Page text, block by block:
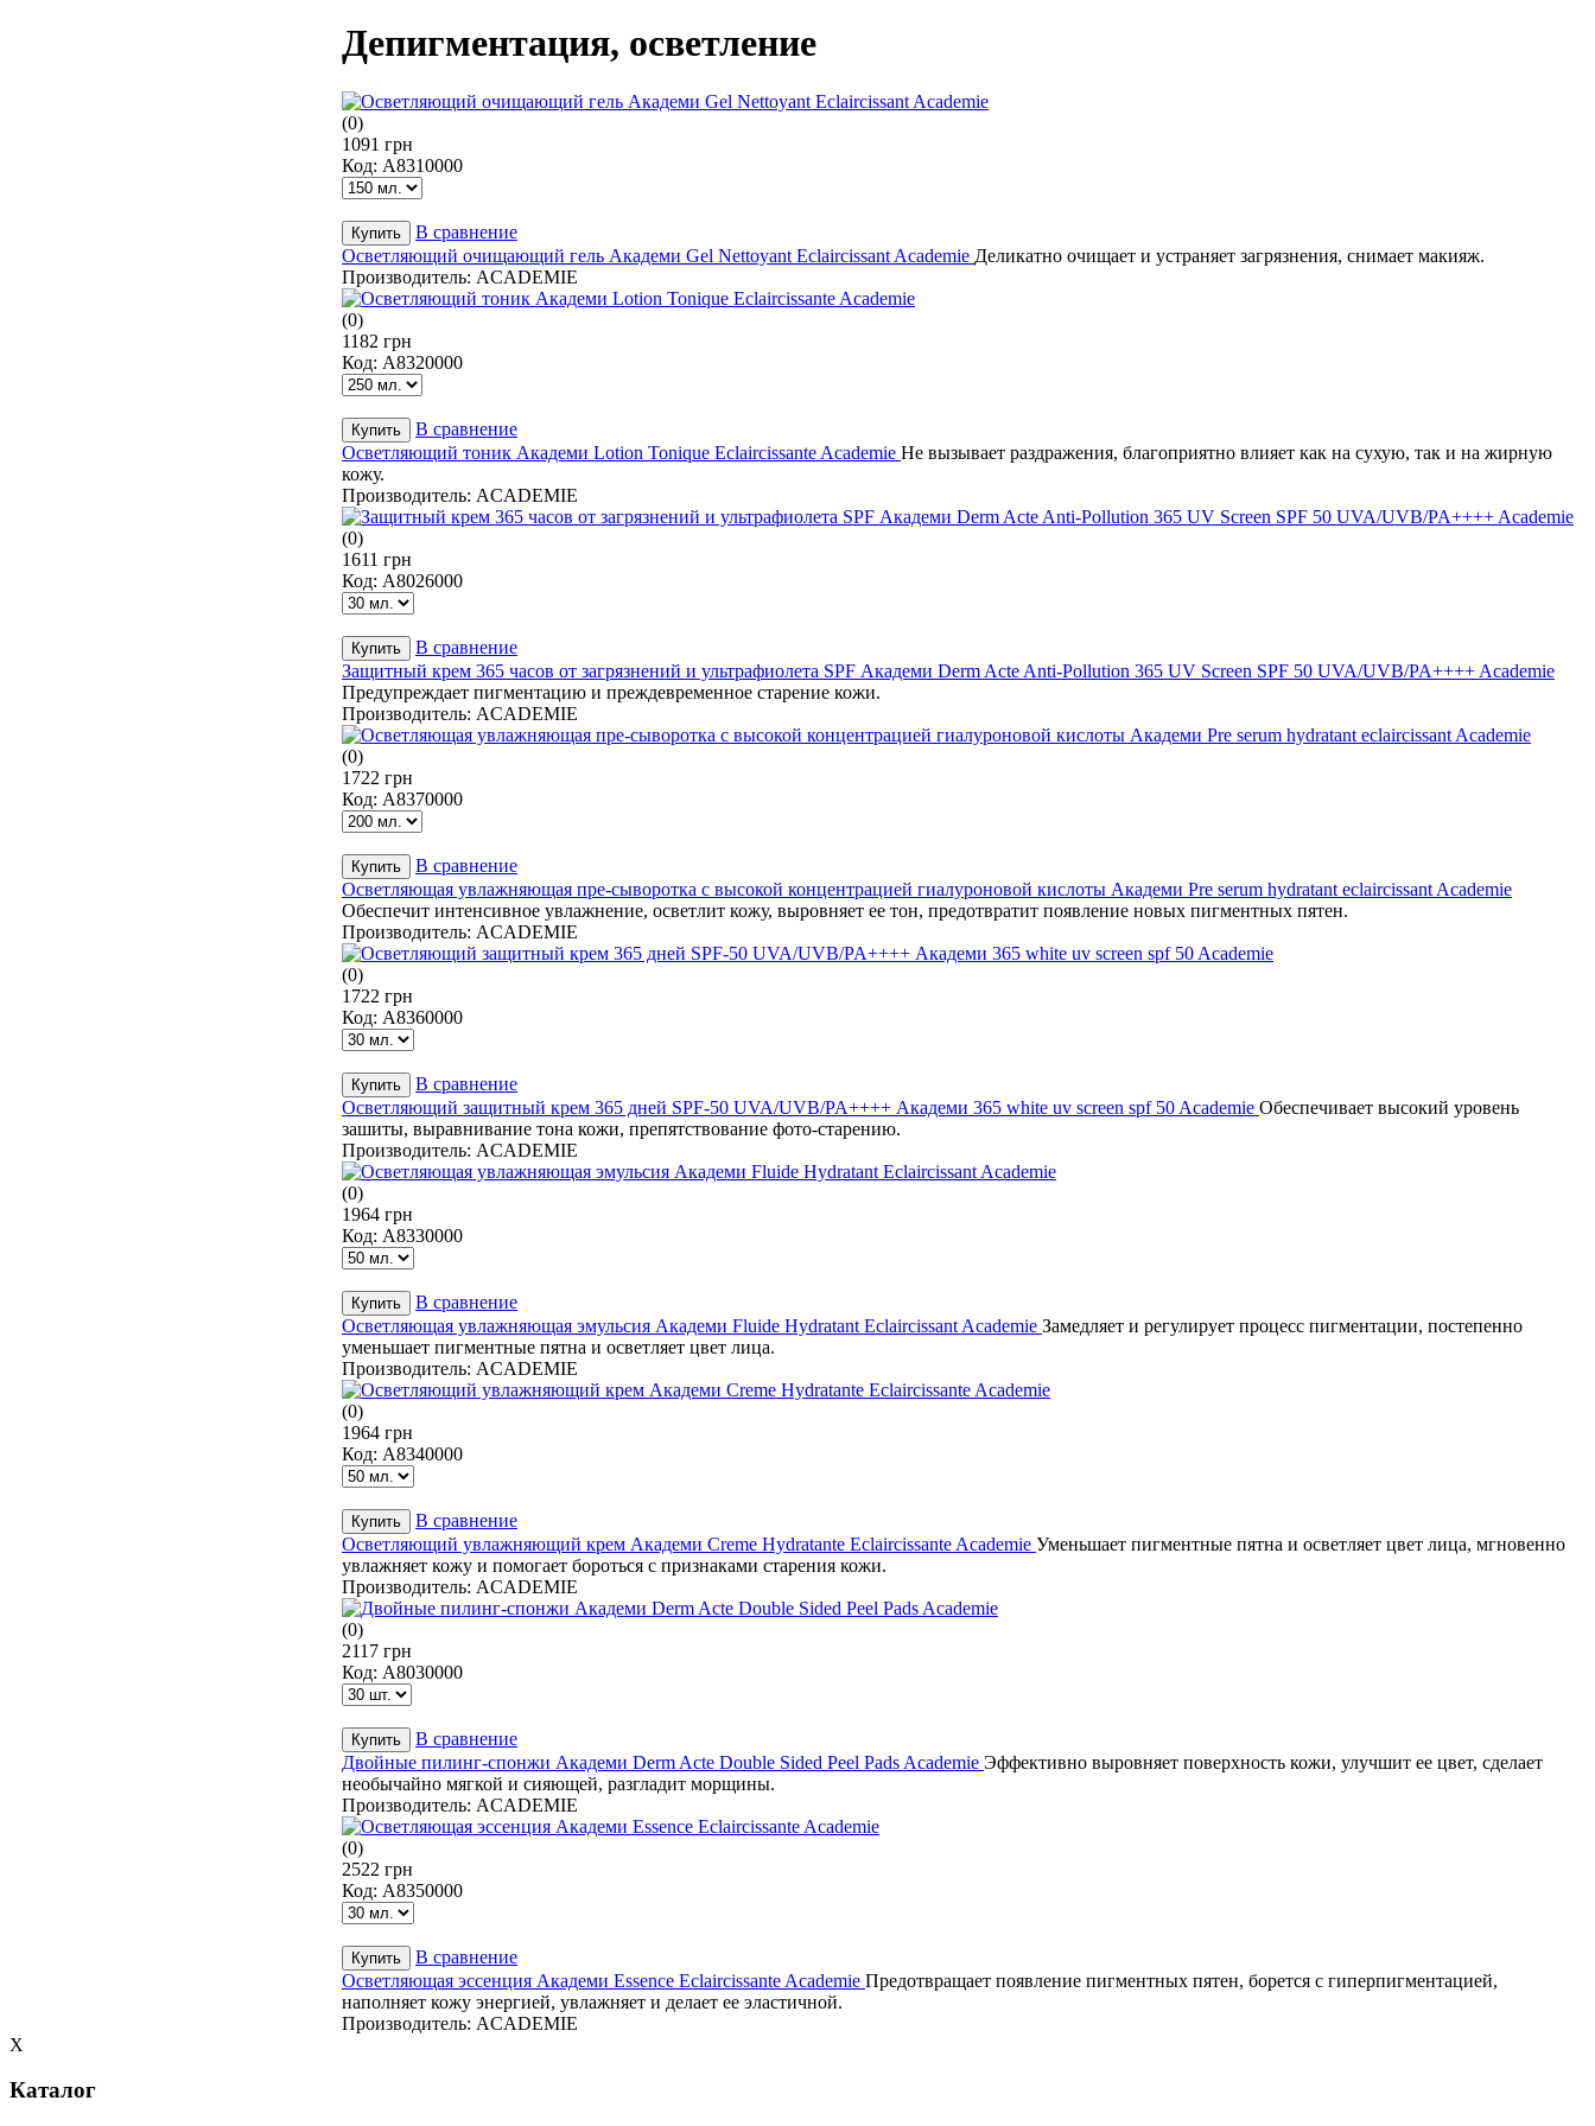
Депигментация, осветление
(0)
1091 грн
Код: А8310000
В сравнение
Осветляющий очищающий гель Академи Gel Nettoyant Eclaircissant Academie Деликатно очищает и устраняет загрязнения, снимает макияж.
Производитель: ACADEMIE
(0)
1182 грн
Код: А8320000
В сравнение
Осветляющий тоник Академи Lotion Tonique Eclaircissante Academie Не вызывает раздражения, благоприятно влияет как на сухую, так и на жирную
кожу.
Производитель: ACADEMIE
(0)
1611 грн
Код: A8026000
В сравнение
Защитный крем 365 часов от загрязнений и ультрафиолета SPF Академи Derm Acte Anti-Pollution 365 UV Screen SPF 50 UVA/UVB/PA++++ Academie
Предупреждает пигментацию и преждевременное старение кожи.
Производитель: ACADEMIE
(0)
1722 грн
Код: A8370000
В сравнение
Осветляющая увлажняющая пре-сыворотка с высокой концентрацией гиалуроновой кислоты Академи Pre serum hydratant eclaircissant Academie
Обеспечит интенсивное увлажнение, осветлит кожу, выровняет ее тон, предотвратит появление новых пигментных пятен.
Производитель: ACADEMIE
(0)
1722 грн
Код: A8360000
В сравнение
Осветляющий защитный крем 365 дней SPF-50 UVA/UVB/PA++++ Академи 365 white uv screen spf 50 Academie Обеспечивает высокий уровень
зашиты, выравнивание тона кожи, препятствование фото-старению.
Производитель: ACADEMIE
(0)
1964 грн
Код: А8330000
В сравнение
Осветляющая увлажняющая эмульсия Академи Fluide Hydratant Eclaircissant Academie Замедляет и регулирует процесс пигментации, постепенно
уменьшает пигментные пятна и осветляет цвет лица.
Производитель: ACADEMIE
(0)
1964 грн
Код: А8340000
В сравнение
Осветляющий увлажняющий крем Академи Creme Hydratante Eclaircissante Academie Уменьшает пигментные пятна и осветляет цвет лица, мгновенно
увлажняет кожу и помогает бороться с признаками старения кожи.
Производитель: ACADEMIE
(0)
2117 грн
Код: A8030000
В сравнение
Двойные пилинг-спонжи Академи Derm Acte Double Sided Peel Pads Academie Эффективно выровняет поверхность кожи, улучшит ее цвет, сделает
необычайно мягкой и сияющей, разгладит морщины.
Производитель: ACADEMIE
(0)
2522 грн
Код: А8350000
В сравнение
Осветляющая эссенция Академи Essence Eclaircissante Academie Предотвращает появление пигментных пятен, борется с гиперпигментацией,
наполняет кожу энергией, увлажняет и делает ее эластичной.
Производитель: ACADEMIE
X
Каталог